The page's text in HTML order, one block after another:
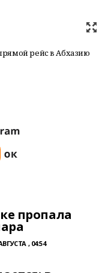
рейс в Абхазию
пропала
, 04:54